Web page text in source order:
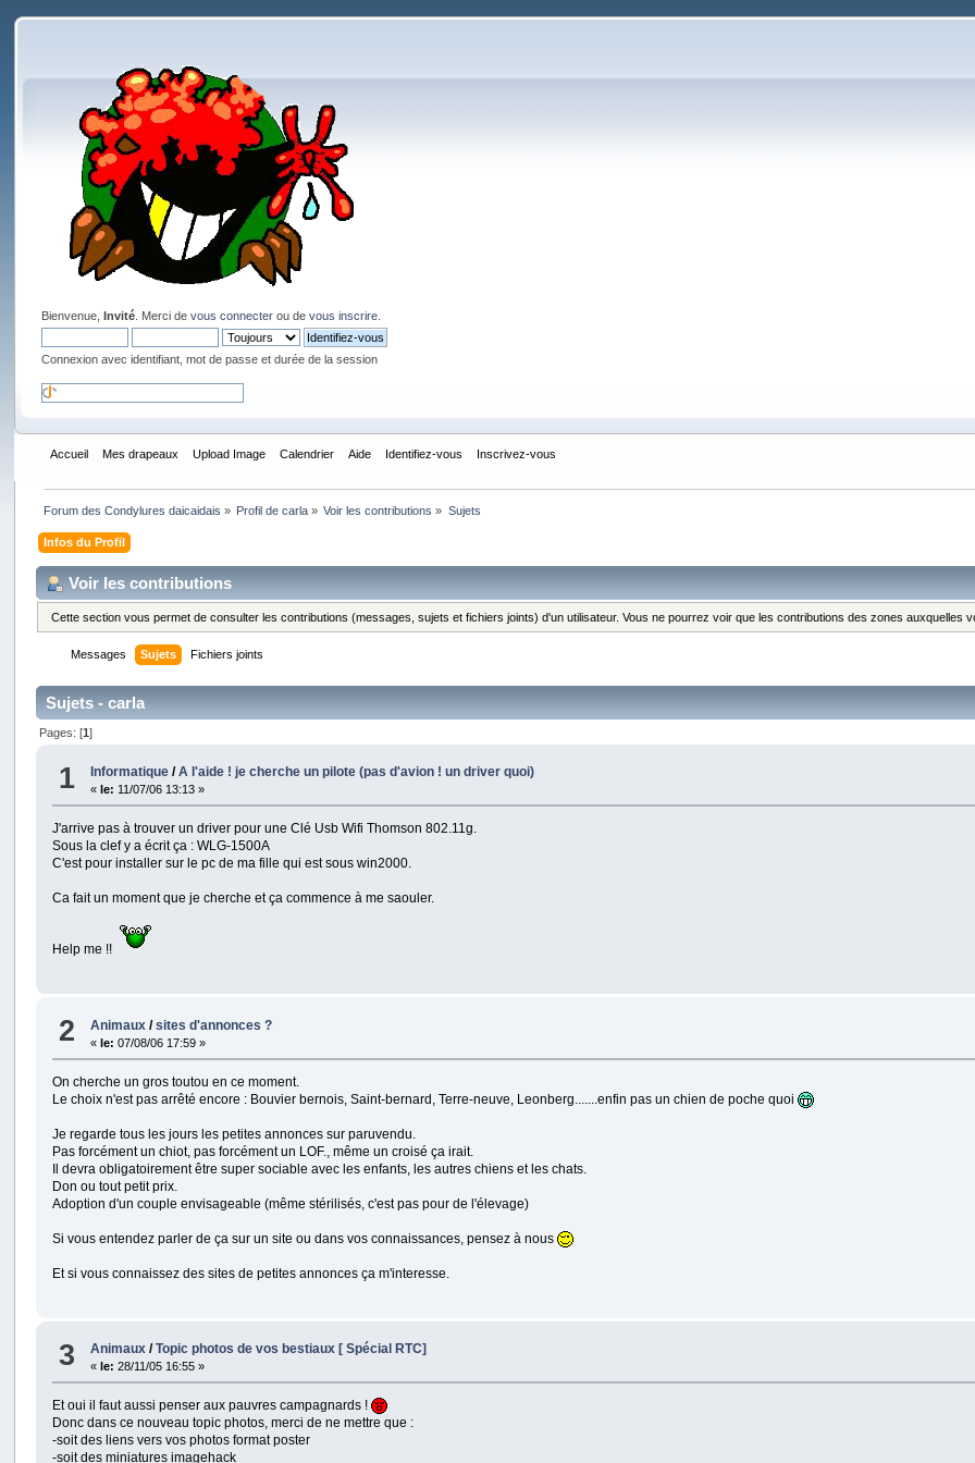
Bienvenue,Invité . Merci devous connecter ou devous inscrire
Connexion avec identifiant, mot de passe et durée de la session
Accueil Mes drapeaux Upload Image Calendrier Aide Identifiez-vous Inscrivez-vous
Forum des Condylures daicaidais » Profil de carla » Voir les contributions » Sujets
Infos du Profil
Voir les contributions
Cette section vous permet de consulter les contributions (messages, sujets et fichiers joints) d'un utilisateur. Vous ne pourrez voir que les contributions des zones auxquelles
Messages Sujets Fichiers joints
Sujets - carla
Pages: [1]
1 Informatique/A l'aide ! je cherche un pilote (pas d'avion ! un driver quoi)
« le: 11/07/06 13:13 »
J'arrive pas à trouver un driver pour une Clé Usb Wifi Thomson 802.11g.
Sous la clef y a écrit ça : WLG-1500A
C'est pour installer sur le pc de ma fille qui est sous win2000.
Ca fait un moment que je cherche et ça commence à me saouler.
Help me !!
2 Animaux/sites d'annonces ?
« le: 07/08/06 17:59 »
On cherche un gros toutou en ce moment.
Le choix n'est pas arrêté encore : Bouvier bernois, Saint-bernard, Terre-neuve, Leonberg.......enfin pas un chien de poche quoi
Je regarde tous les jours les petites annonces sur paruvendu.
Pas forcément un chiot, pas forcément un LOF., même un croisé ça irait.
Il devra obligatoirement être super sociable avec les enfants, les autres chiens et les chats.
Don ou tout petit prix.
Adoption d'un couple envisageable (même stérilisés, c'est pas pour de l'élevage)
Si vous entendez parler de ça sur un site ou dans vos connaissances, pensez à nous
Et si vous connaissez des sites de petites annonces ça m'interesse.
3 Animaux/Topic photos de vos bestiaux [ Spécial RTC]
« le: 28/11/05 16:55 »
Et oui il faut aussi penser aux pauvres campagnards !
Donc dans ce nouveau topic photos, merci de ne mettre que :
-soit des liens vers vos photos format poster
-soit des miniatures imagehack